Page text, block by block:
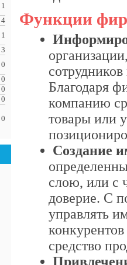
1
4
1
3
0
0
0
0
0
Функции
Благодаря
компанию
товары или
Создание
слою, или с
доверие. С
управлять
средство